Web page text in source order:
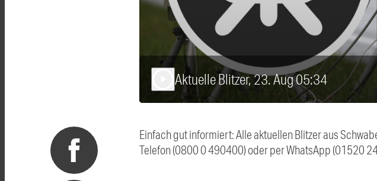
Aktuelle Blitzer, 23. Aug 05:34
Einfach gut informiert: Alle aktuellen Blitzer aus
Telefon (0800 0 490400) oder per WhatsApp (01520